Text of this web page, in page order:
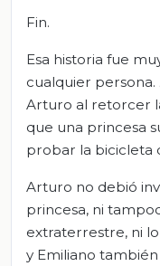
Fin.
Esa historia fue
cualquier persona.
Arturo al retorcer
que una princesa
probar la bicicleta
Arturo no debió
princesa, ni
extraterrestre, ni
y Emiliano